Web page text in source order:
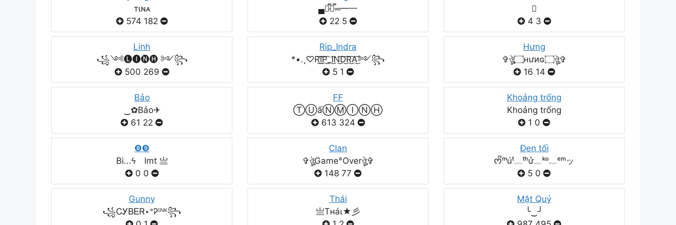
тιɴᴀ
574 182
▄︻̷̿┻̿═━一
22 5

4 3
Linh
꧁༺🅛🅘🅝🅗 ༻꧂
500 269
Rip_Indra
*•.¸♡R͜͡I͜͡P͜͡_I͜͡N͜͡D͜͡R͜͡A͜͡༻꧂
5 1
Hưng
✞ঔৣ۝нưиɢ۝ঔৣ✞
16 14
Bảo
‿✿Bảo✈
61 22
FF
ⓉⓊấⓃⓂⒾⓃⒽ
613 324
Khoảng trống
Khoảng trống
1 0
❽❾
Bi...ϟ lmt 亗
0 0
Clan
✞ঔৣGame°Overঔৣ✞
148 77
Đen tối
ᰔᩚᵐúᵗ﹏ᵗʰử﹏ᵏᵒ﹏ᵉᵐッ
5 0
Gunny
꧁ᏟᎩᏴᎬᏒ‣ᐤᎮᴵᴺᴷ꧂
Thái
亗Tнáι★彡
Mặt Quỷ
╰‿╯